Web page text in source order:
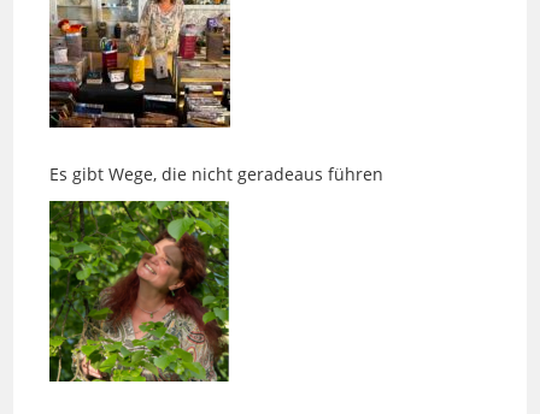
Es gibt Wege, die nicht geradeaus führen
Kinesiologie, Entspannung und die Suche nach